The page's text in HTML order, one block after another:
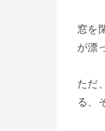
窓を
が漂
ただ
る、